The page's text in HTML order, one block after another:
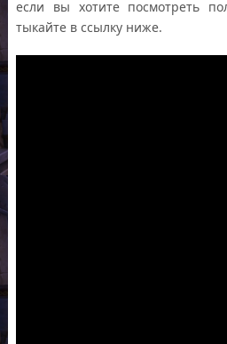
если вы хотите посмотреть
тыкайте в ссылку ниже.